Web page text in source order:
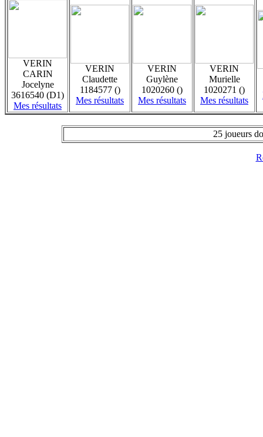
VERIN
CARIN
Jocelyne
3616540 (D1)
Mes résultats
VERIN
Claudette
1184577 ()
Mes résultats
VERIN
Guylène
1020260 ()
Mes résultats
VERIN
Murielle
1020271 ()
Mes résultats
25 joueurs